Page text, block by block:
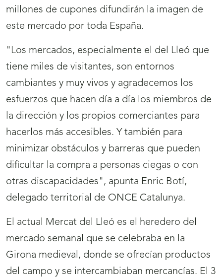
millones de cupones difundirán la imagen de
este mercado por toda España.
"Los mercados, especialmente el del Lleó que
tiene miles de visitantes, son entornos
cambiantes y muy vivos y agradecemos los
esfuerzos que hacen día a día los miembros de
la dirección y los propios comerciantes para
hacerlos más accesibles. Y también para
minimizar obstáculos y barreras que pueden
dificultar la compra a personas ciegas o con
otras discapacidades", apunta Enric Botí,
delegado territorial de ONCE Catalunya.
El actual Mercat del Lleó es el heredero del
mercado semanal que se celebraba en la
Girona medieval, donde se ofrecían productos
del campo y se intercambiaban mercancías. El 3